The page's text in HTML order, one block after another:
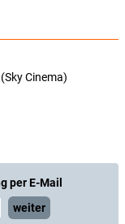
Cinema)
per E-Mail
weiter